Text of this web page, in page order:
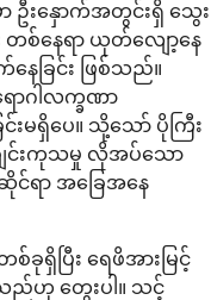
ာ ဦးနှောက်အတွင်းရှိ သွေး
စ်နေရာ ယုတ်လျော့နေ
ေခြင်း ဖြစ်သည်။
ောဂါလက္ခဏာ
မရှိပေ။ သို့သော် ပိုကြီး
င်းကုသမှု လိုအပ်သော
ရာ အခြေအနေ
ခုရှိပြီး ရေဖိအားမြင့်
ည်ဟု တွေးပါ။ သင့်